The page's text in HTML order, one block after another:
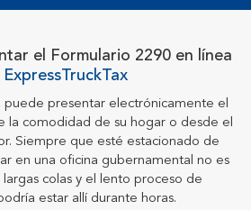
el Formulario 2290 en línea
ExpressTruckTax
puede presentar electrónicamente el
la comodidad de su hogar o desde el
Siempre que esté estacionado de
en una oficina gubernamental no es
colas y el lento proceso de
estar allí durante horas.